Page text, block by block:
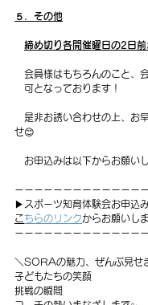
５．その他
締め切り各開催曜日の2日前
会員様はもちろんのこと、
可となっております！
是非お誘い合わせの上、お
せ😊
お申込みは以下からお願いし
ーーーーーーーーーーーーー
▶︎ スポーツ知育体験会お申込
⁡こちらのリンクからお願いしま
ーーーーーーーーーーーーー
＼SORAの魅力、ぜんぶ見せ
子どもたちの笑顔
挑戦の瞬間